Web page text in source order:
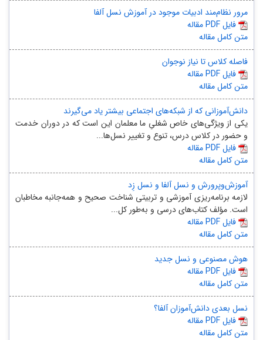
مرور نظام‌مند ادبیات موجود در آموزش نسل آلفا
مقاله PDF فایل
متن کامل مقاله
فاصله کلاس تا نیاز نوجوان
مقاله PDF فایل
متن کامل مقاله
دانش‌آموزانی که از شبکه‌های اجتماعی بیشتر یاد می‌گیرند
یکی از ویژگی‌های خاص شغلیِ ما معلمان این است که در دوران خدمت
و حضور در کلاس درس، تنوع و تغییر نسل‌ها...
مقاله PDF فایل
متن کامل مقاله
آموزش‌وپرورش و نسل آلفا و نسل زِد
لازمه برنامه‌ریزی آموزشی و تربیتی شناخت صحیح و همه‌جانبه مخاطبان
است. مؤلف کتاب‌های درسی و به‌طور کل...
مقاله PDF فایل
متن کامل مقاله
هوش مصنوعی و نسل جدید
مقاله PDF فایل
متن کامل مقاله
نسل بعدی دانش‌آموزان آلفا؟
مقاله PDF فایل
متن کامل مقاله